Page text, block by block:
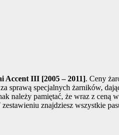
Accent III [2005 – 2011]. Ceny
sprawą specjalnych żarników,
należy pamiętać, że wraz z ceną
znajdziesz wszystkie